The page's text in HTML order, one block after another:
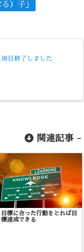
）子」
目終了しました
関連記事 -
目標に合った行動をとれば目
標達成できる